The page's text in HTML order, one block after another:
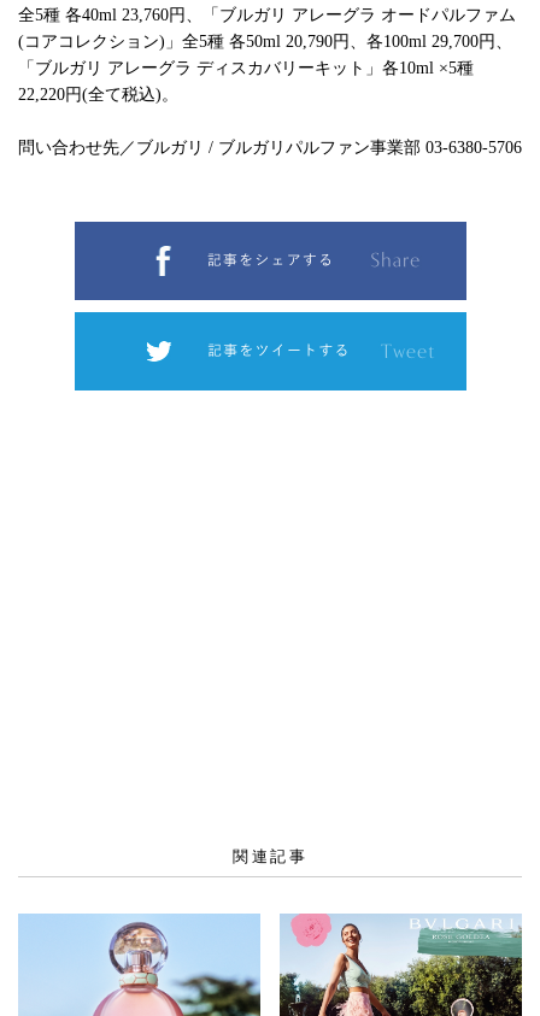
全5種 各40ml 23,760円、「ブルガリ アレーグラ オードパルファム
(コアコレクション)」全5種 各50ml 20,790円、各100ml 29,700円、
「ブルガリ アレーグラ ディスカバリーキット」各10ml ×5種
22,220円(全て税込)。
問い合わせ先／ブルガリ / ブルガリパルファン事業部 03-6380-5706
関連記事